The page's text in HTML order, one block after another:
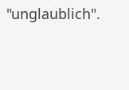
"unglaublich".